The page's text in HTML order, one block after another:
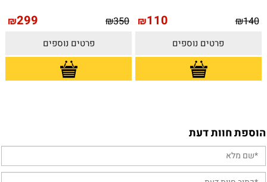
₪140
₪110
פרטים נוספים
₪350
₪299
פרטים נוספים
הוספת חוות דעת